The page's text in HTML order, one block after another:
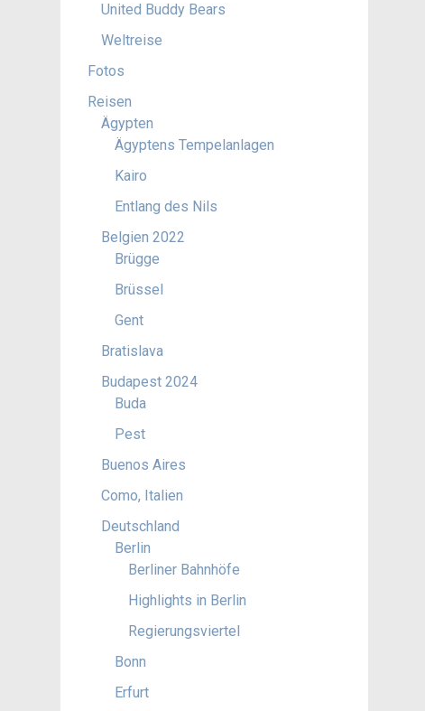
United Buddy Bears
Weltreise
Fotos
Reisen
Ägypten
Ägyptens Tempelanlagen
Kairo
Entlang des Nils
Belgien 2022
Brügge
Brüssel
Gent
Bratislava
Budapest 2024
Buda
Pest
Buenos Aires
Como, Italien
Deutschland
Berlin
Berliner Bahnhöfe
Highlights in Berlin
Regierungsviertel
Bonn
Erfurt